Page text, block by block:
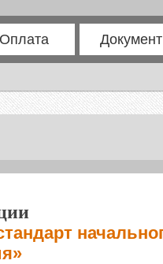
Оплата Документ